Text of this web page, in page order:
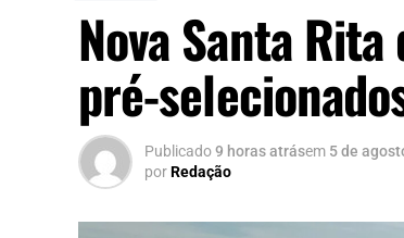
Nova Santa
pré-
Publicado9 horas atrásem 5 de
porRedação